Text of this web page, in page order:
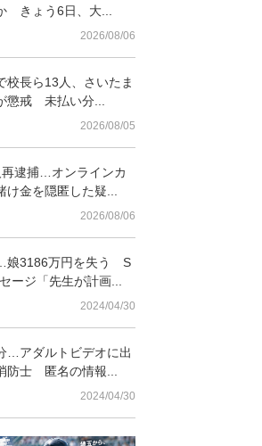
きょう6日、大...
2026/08/06
校長ら13人、さいたま
懲戒 未払い分...
2026/08/05
再逮捕…オンラインカ
け金を隠匿した疑...
2026/08/06
娘3186万円を失う S
ージ「先生が計画...
2024/04/30
…アダルトビデオに出
防士 匿名の情報...
2024/04/30